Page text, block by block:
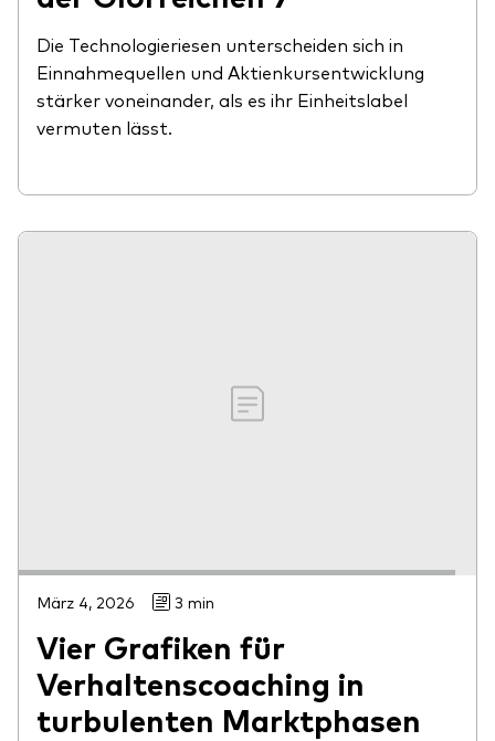
Die Technologieriesen unterscheiden sich in
Einnahmequellen und Aktienkursentwicklung
stärker voneinander, als es ihr Einheitslabel
vermuten lässt.
März 4, 2026 3 min
Vier Grafiken für
Verhaltenscoaching in
turbulenten Marktphasen